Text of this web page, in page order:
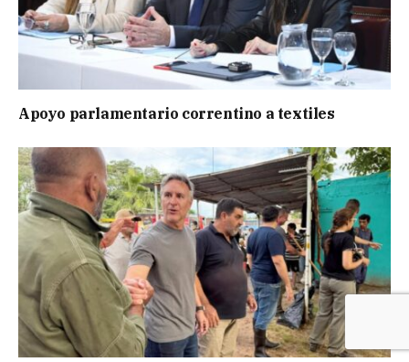
Apoyo parlamentario correntino a textiles